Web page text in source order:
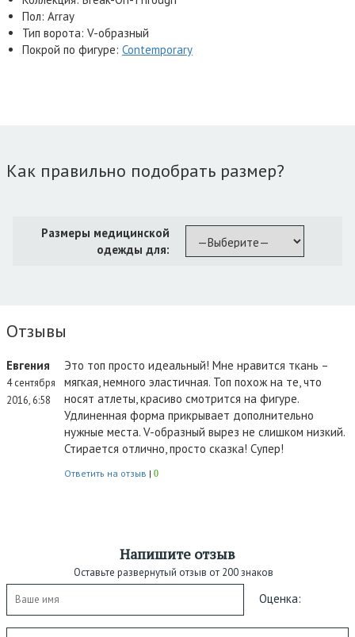
Пол: Array
Тип ворота: V-образный
Покрой по фигуре: Contemporary
Как правильно подобрать размер?
Размеры медицинской
одежды для:
Отзывы
Евгения
4 сентября
2016, 6:58
Это топ просто идеальный! Мне нравится ткань –
мягкая, немного эластичная. Топ похож на те, что
носят атлеты, красиво смотрится на фигуре.
Удлиненная форма прикрывает дополнительно
нужные места. V-образный вырез не слишком низкий.
Стирается отлично, просто сказка! Супер!
Ответить на отзыв |0
Напишите отзыв
Оставьте развернутый отзыв от 200 знаков
Оценка: